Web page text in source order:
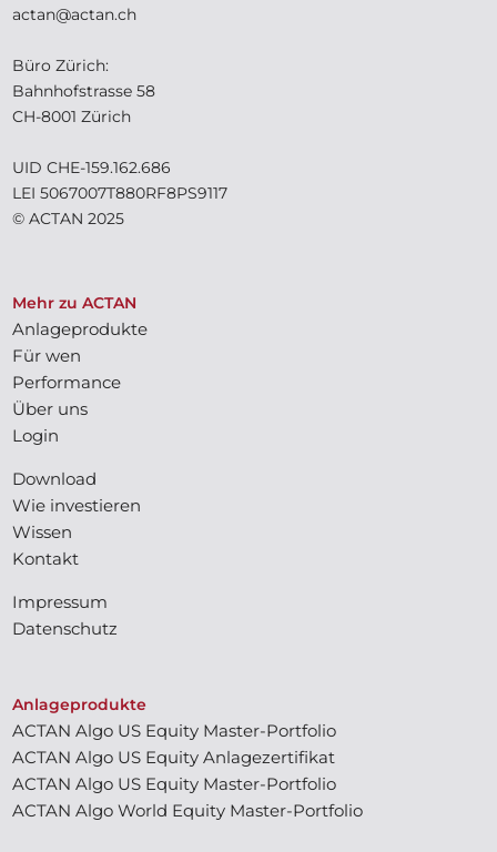
actan@actan.ch
Büro Zürich:
Bahnhofstrasse 58
CH-8001 Zürich
UID CHE-159.162.686
LEI 5067007T880RF8PS9117
© ACTAN 2025
Mehr zu ACTAN
Anlageprodukte
Für wen
Performance
Über uns
Login
Download
Wie investieren
Wissen
Kontakt
Impressum
Datenschutz
Anlageprodukte
ACTAN Algo US Equity Master-Portfolio
ACTAN Algo US Equity Anlagezertifikat
ACTAN Algo US Equity Master-Portfolio
ACTAN Algo World Equity Master-Portfolio